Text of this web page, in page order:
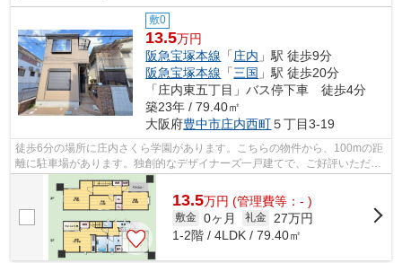
敷0
13.5万円
阪急宝塚本線 「庄内 」駅 徒歩9分
阪急宝塚本線 「三国 」駅 徒歩20分
「庄内東五丁目」バス停下車 徒歩4分
築23年 / 79.40㎡
大阪府豊中市庄内西町５丁目3-19
徒歩6分の場所に庄内さくら学園があります。こちらの物件から、100mの距
離に駐車場があります。独創的なデザイナーズ一戸建てで、ご好評いただい
ています。駅から徒歩9分に立地する、...
13.5万円 (管理費等：- )
敷金 0ヶ月 礼金
27万円
1-2階 / 4LDK / 79.40㎡